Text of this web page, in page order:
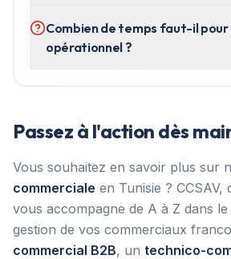
Combien de temps faut-il pour
opérationnel ?
Passez à l'action dès
Vous souhaitez en savoir plus sur
commerciale en Tunisie ?
vous accompagne de A à Z dans
gestion de vos commerciaux
commercial B2B, un technico-